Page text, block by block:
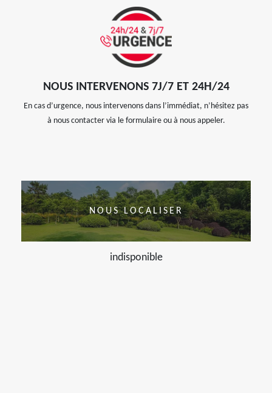
NOUS INTERVENONS 7J/7 ET 24H/24
En cas d’urgence, nous intervenons dans l’immédiat, n’hésitez pas
à nous contacter via le formulaire ou à nous appeler.
NOUS LOCALISER
indisponible